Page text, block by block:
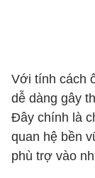
Với tính cách
dễ dàng gây
Đây chính là
quan hệ bền
phù trợ vào